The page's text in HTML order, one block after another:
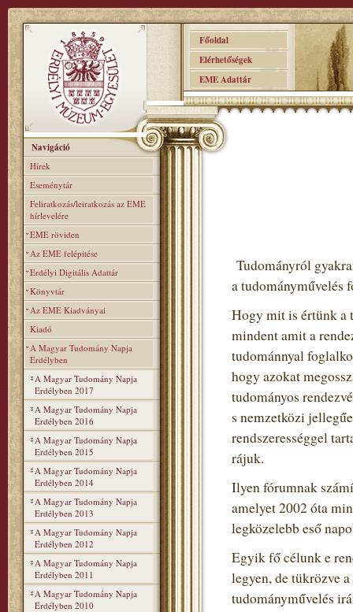
Főoldal
Elérhetőségek
EME Adattár
Navigáció
Hírek
Eseménytár
Feliratkozás/leiratkozás az EME
hírlevelére
EME röviden
Az EME felépitése
Erdélyi Digitális Adattár
Könyvtár
Az EME Kiadványai
Kiadó
A Magyar Tudomány Napja
Erdélyben
A Magyar Tudomány Napja
Erdélyben 2017
A Magyar Tudomány Napja
Erdélyben 2016
A Magyar Tudomány Napja
Erdélyben 2015
A Magyar Tudomány Napja
Erdélyben 2014
A Magyar Tudomány Napja
Erdélyben 2013
A Magyar Tudomány Napja
Erdélyben 2012
A Magyar Tudomány Napja
Erdélyben 2011
A Magyar Tudomány Napja
Erdélyben 2010
Tudományról
a tudományművelés
Hogy mit is értünk a
mindent amit a
tudománnyal
hogy azokat
tudományos
s nemzetközi
rendszerességgel
rájuk.
Ilyen fórumnak
amelyet 2002 óta
legközelebb eső
Egyik fő célunk e
legyen, de tükrözve
tudományművelés